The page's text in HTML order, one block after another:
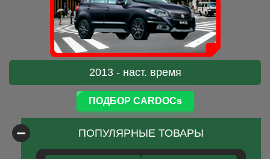
2013 - наст. время
ПОДБОР CARDOCs
ПОПУЛЯРНЫЕ ТОВАРЫ